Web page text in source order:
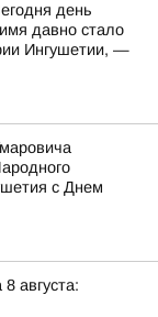
день
давно стало
Ингушетии, —
с Днем
августа: